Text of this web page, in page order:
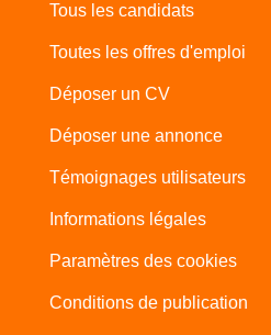
Tous les candidats
Toutes les offres d'emploi
Déposer un CV
Déposer une annonce
Témoignages utilisateurs
Informations légales
Paramètres des cookies
Conditions de publication